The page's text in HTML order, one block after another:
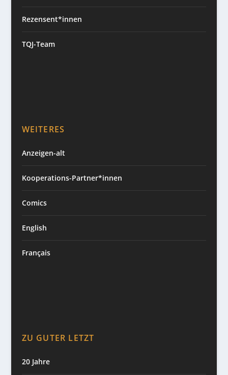
Rezensent*innen
TQJ-Team
WEITERES
Anzeigen-alt
Kooperations-Partner*innen
Comics
English
Français
ZU GUTER LETZT
20 Jahre